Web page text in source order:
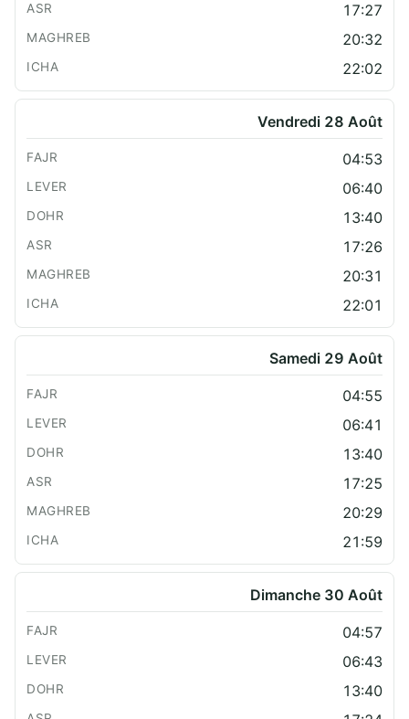
17:27
20:32
22:02
Vendredi 28 Août
04:53
06:40
13:40
17:26
20:31
22:01
Samedi 29 Août
04:55
06:41
13:40
17:25
20:29
21:59
Dimanche 30 Août
04:57
06:43
13:40